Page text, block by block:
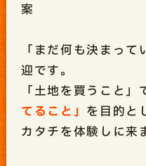
案
「まだ何も決まっ
迎です。
「土地を買うこと」
てること」 を目的と
カタチを体験しに来